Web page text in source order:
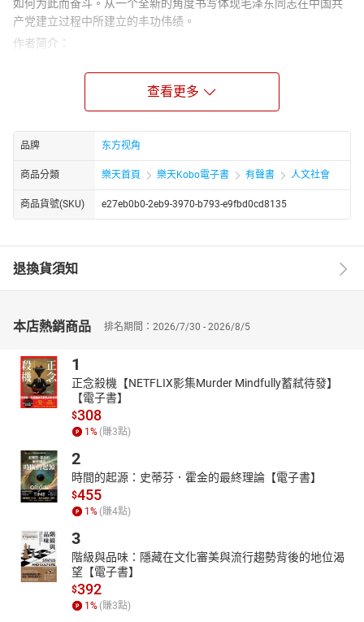
如何为此而奋斗。从一个全新的角度书写体现毛泽东同志在中国共
产党建立过程中所建立的丰功伟绩。
作者简介：
候森，生于湖南省岳阳市平江县。他是中共第十二届中央委员会委
员，在1985年9月中共全国代表会议和中共十三大上分别增选、当
在北京逝世，享年102岁。除了《毛泽东：峥嵘岁月》外，他的主要
著作还包括《毛泽东的早期革命活动》、《李锐诗文自选集》、
《李锐论说文选》
查看更多
品牌 东方视角
商品分類 樂天首頁 樂天Kobo電子書 有聲書 人文社會
商品貨號(SKU) e27eb0b0-2eb9-3970-b793-e9fbd0cd8135
退換貨須知
本店熱銷商品 排名期間：2026/7/30 - 2026/8/5
1
正念殺機【NETFLIX影集Murder Mindfully蓄弒待發】
【電子書】
$308
1 % (賺3點)
2
時間的起源：史蒂芬．霍金的最終理論【電子書】
$455
1 % (賺4點)
3
階級與品味：隱藏在文化審美與流行趨勢背後的地位渴
望【電子書】
$392
1 % (賺3點)